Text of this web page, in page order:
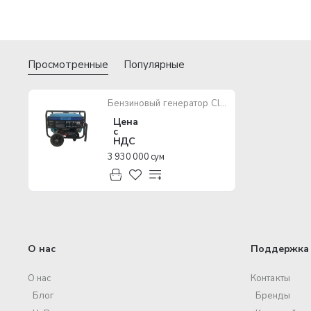
Просмотренные Популярные
Бензиновый генератор Classic Motor CL13000CS WH-ATS Thunder
Цена
с
НДС
3 930 000 сум
О нас
О нас
Блог
Поддержка
Контакты
Бренды